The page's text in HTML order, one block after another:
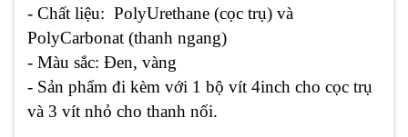
- Chất liệu: PolyUrethane (cọc trụ) và
PolyCarbonat (thanh ngang)
- Màu sắc: Đen, vàng
- Sản phẩm đi kèm với 1 bộ vít 4inch cho cọc trụ
và 3 vít nhỏ cho thanh nối.